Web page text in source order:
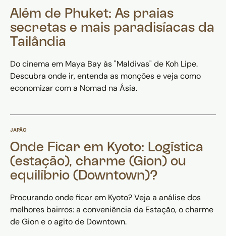
Além de Phuket: As praias
secretas e mais paradisíacas da
Tailândia
Do cinema em Maya Bay às "Maldivas" de Koh Lipe.
Descubra onde ir, entenda as monções e veja como
economizar com a Nomad na Ásia.
JAPÃO
Onde Ficar em Kyoto: Logística
(estação), charme (Gion) ou
equilíbrio (Downtown)?
Procurando onde ficar em Kyoto? Veja a análise dos
melhores bairros: a conveniência da Estação, o charme
de Gion e o agito de Downtown.